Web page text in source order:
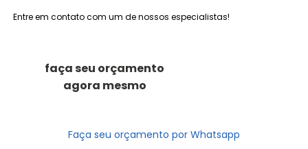
Entre em contato com um de nossos especialistas!
faça seu orçamento
agora mesmo
Faça seu orçamento por Whatsapp